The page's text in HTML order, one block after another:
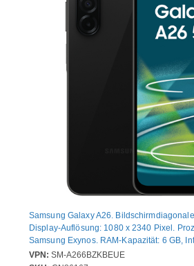
Samsung Galaxy A26.
Display-Auflösung: 1080 x 2340 Pixel.
Samsung Exynos. RAM-Kapazität: 6 GB,
Speicherkapazität: 128 GB. Auflösung
VPN: SM-A266BZKBEUE